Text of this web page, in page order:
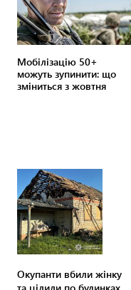
Окупанти вбили жінку